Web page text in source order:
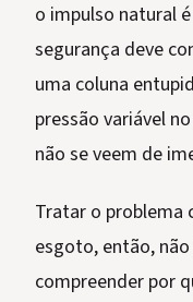
o impulso natural
segurança deve
uma coluna
pressão variável
não se veem de
Tratar o problema
esgoto, então,
compreender por